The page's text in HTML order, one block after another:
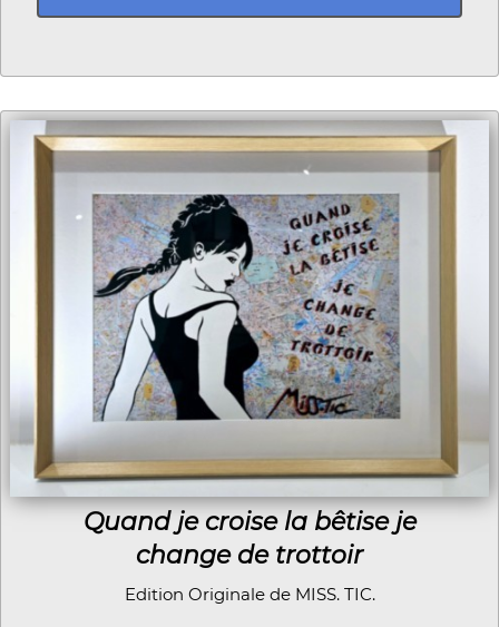
Quand je croise la bêtise je
change de trottoir
Edition Originale de MISS. TIC.